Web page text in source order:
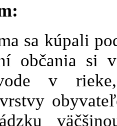
sa kúpali
občania si
v